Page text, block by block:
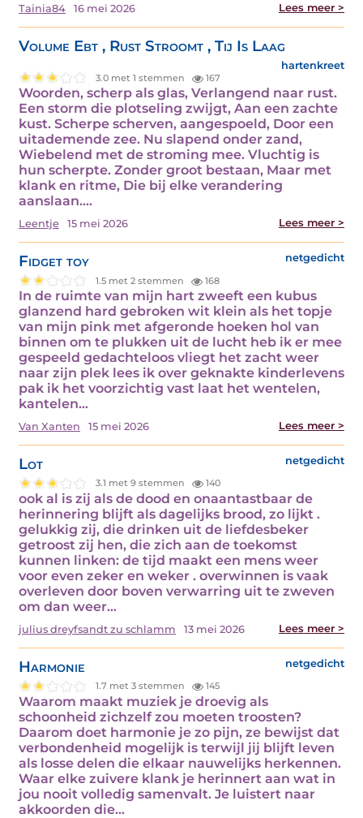
Tainia84 16 mei 2026 Lees meer >
Volume Ebt , Rust Stroomt , Tij Is Laag
hartenkreet
3.0 met 1 stemmen 167
Woorden, scherp als glas, Verlangend naar rust.
Een storm die plotseling zwijgt, Aan een zachte
kust. Scherpe scherven, aangespoeld, Door een
uitademende zee. Nu slapend onder zand,
Wiebelend met de stroming mee. Vluchtig is
hun scherpte. Zonder groot bestaan, Maar met
klank en ritme, Die bij elke verandering
aanslaan.…
Leentje 15 mei 2026 Lees meer >
Fidget toy netgedicht
1.5 met 2 stemmen 168
In de ruimte van mijn hart zweeft een kubus
glanzend hard gebroken wit klein als het topje
van mijn pink met afgeronde hoeken hol van
binnen om te plukken uit de lucht heb ik er mee
gespeeld gedachteloos vliegt het zacht weer
naar zijn plek lees ik over geknakte kinderlevens
pak ik het voorzichtig vast laat het wentelen,
kantelen…
Van Xanten 15 mei 2026 Lees meer >
Lot netgedicht
3.1 met 9 stemmen 140
ook al is zij als de dood en onaantastbaar de
herinnering blijft als dagelijks brood, zo lijkt .
gelukkig zij, die drinken uit de liefdesbeker
getroost zij hen, die zich aan de toekomst
kunnen linken: de tijd maakt een mens weer
voor even zeker en weker . overwinnen is vaak
overleven door boven verwarring uit te zweven
om dan weer…
julius dreyfsandt zu schlamm 13 mei 2026 Lees meer >
Harmonie netgedicht
1.7 met 3 stemmen 145
Waarom maakt muziek je droevig als
schoonheid zichzelf zou moeten troosten?
Daarom doet harmonie je zo pijn, ze bewijst dat
verbondenheid mogelijk is terwijl jij blijft leven
als losse delen die elkaar nauwelijks herkennen.
Waar elke zuivere klank je herinnert aan wat in
jou nooit volledig samenvalt. Je luistert naar
akkoorden die…